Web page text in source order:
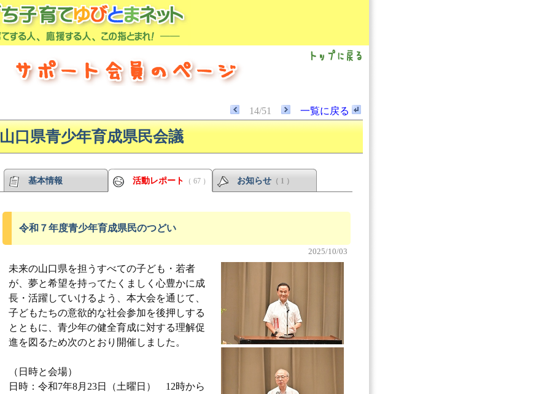
14/51 一覧に戻る
山口県青少年育成県民会議
基本情報 活動レポート （ 67 ） お知らせ （ 1 ）
令和７年度青少年育成県民のつどい
2025/10/03
未来の山口県を担うすべての子ども・若者
が、夢と希望を持ってたくましく心豊かに成
長・活躍していけるよう、本大会を通じて、
子どもたちの意欲的な社会参加を後押しする
とともに、青少年の健全育成に対する理解促
進を図るため次のとおり開催しました。
（日時と会場）
日時：令和7年8月23日（土曜日） 12時から